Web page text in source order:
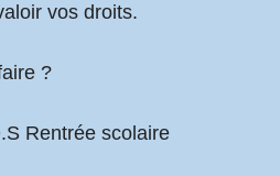
vos droits.
?
Rentrée scolaire